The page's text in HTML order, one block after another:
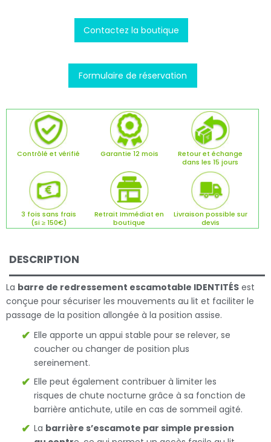
Contactez la boutique
Formulaire de réservation
Contrôlé et vérifié Garantie 12 mois
Retour et échange
dans les 15 jours
3 fois sans frais
(si ≥ 150€)
Retrait Immédiat en
boutique
Livraison possible sur
devis
DESCRIPTION
La barre de redressement escamotable IDENTITÉS est
conçue pour sécuriser les mouvements au lit et faciliter le
passage de la position allongée à la position assise.
Elle apporte un appui stable pour se relever, se
coucher ou changer de position plus
sereinement.
Elle peut également contribuer à limiter les
risques de chute nocturne grâce à sa fonction de
barrière antichute, utile en cas de sommeil agité.
La barrière s’escamote par simple pression